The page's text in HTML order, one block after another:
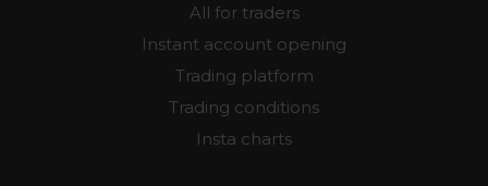
All for traders
Instant account opening
Trading platform
Trading conditions
Insta charts